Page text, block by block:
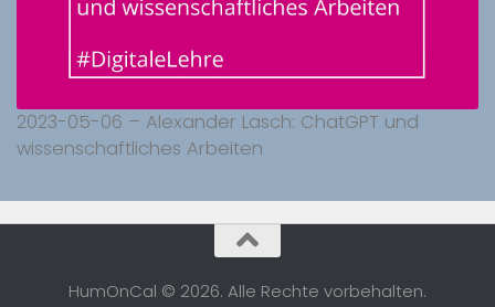
2023-05-06 – Alexander Lasch: ChatGPT und
wissenschaftliches Arbeiten
HumOnCal © 2026. Alle Rechte vorbehalten.